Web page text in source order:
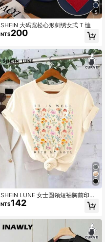
5
SHEIN 大码宽松心形刺绣女式 T 恤
NT$200
SHEIN LUNE 女士圆领短袖胸前印花
字母花朵夏季短袖上衣
NT$142